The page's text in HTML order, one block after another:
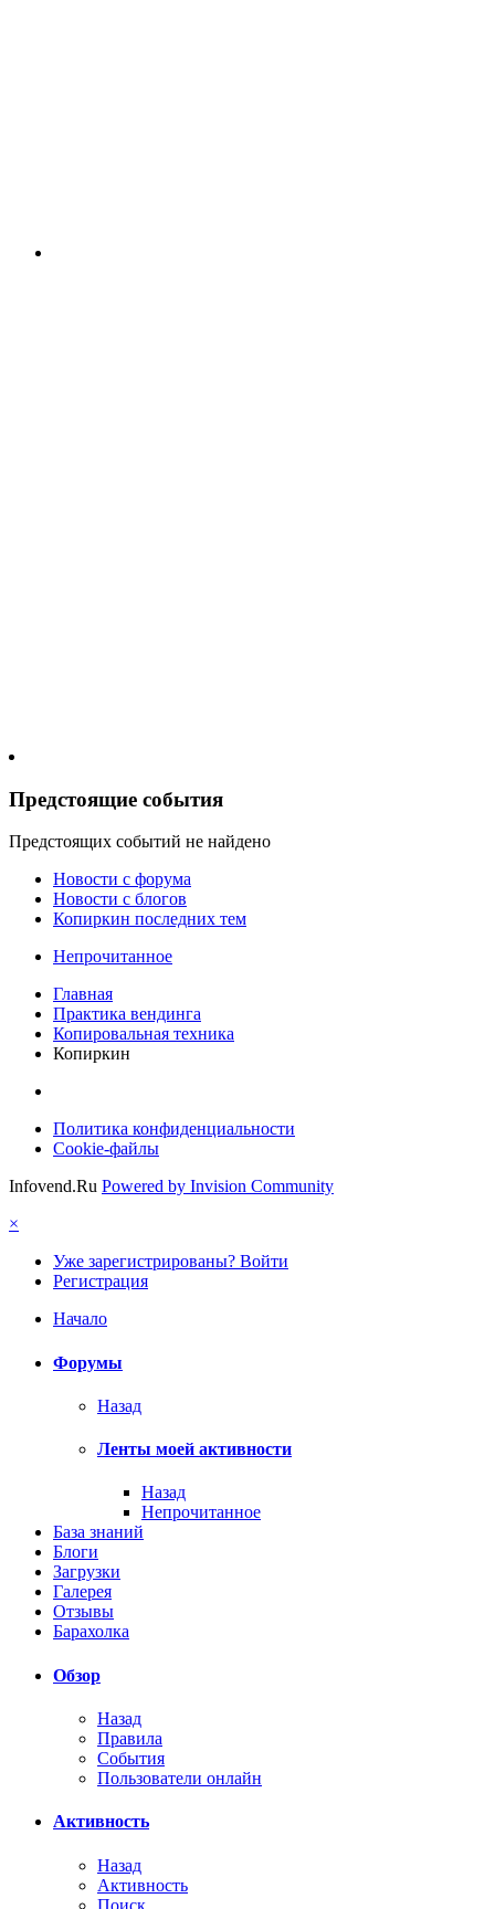
Предстоящие события
Предстоящих событий не найдено
Новости c форума
Новости с блогов
Копиркин последних тем
Непрочитанное
Главная
Практика вендинга
Копировальная техника
Копиркин
Политика конфиденциальности
Cookie-файлы
Infovend.Ru Powered by Invision Community
×
Уже зарегистрированы? Войти
Регистрация
Начало
Форумы
Назад
Ленты моей активности
Назад
Непрочитанное
База знаний
Блоги
Загрузки
Галерея
Отзывы
Барахолка
Обзор
Назад
Правила
События
Пользователи онлайн
Активность
Назад
Активность
Поиск